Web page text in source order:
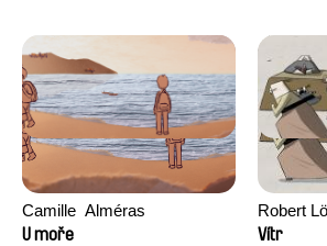
Camille​ ​ ​Alméras
U moře
Robert
Vítr